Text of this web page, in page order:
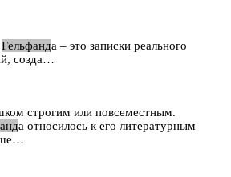
Гельфанда – это записки реального
созда…
строгим или повсеместным.
а относилось к его литературным